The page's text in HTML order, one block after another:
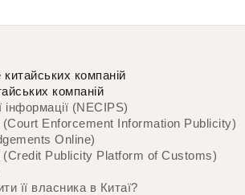
компаній
компаній
(NECIPS)
Enforcement Information Publicity)
Online)
(Credit Publicity Platform of Customs)
її власника в Китаї?